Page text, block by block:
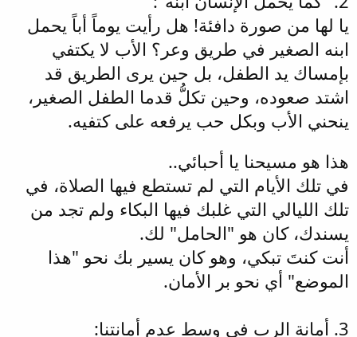
يا لها من صورة دافئة! هل رأيت يوماً أباً يحمل
ابنه الصغير في طريق وعر؟ الأب لا يكتفي
بإمساك يد الطفل، بل حين يرى الطريق قد
اشتد صعوده، وحين تكلُّ قدما الطفل الصغير،
ينحني الأب وبكل حب يرفعه على كتفيه.
هذا هو مسيحنا يا أحبائي..
في تلك الأيام التي لم تستطع فيها الصلاة، في
تلك الليالي التي غلبك فيها البكاء ولم تجد من
يسندك، كان هو "الحامل" لك.
أنت كنتَ تبكي، وهو كان يسير بك نحو "هذا
الموضع" أي نحو بر الأمان.
3. أمانة الرب في وسط عدم أمانتنا: